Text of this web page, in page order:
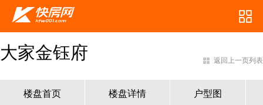
大家金钰府 返回上一页列表
楼盘首页 楼盘详情 户型图